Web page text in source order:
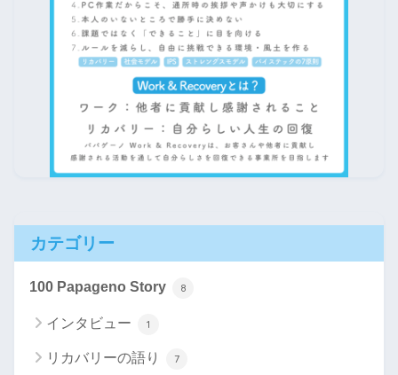
カテゴリー
100 Papageno Story 8
インタビュー 1
リカバリーの語り 7